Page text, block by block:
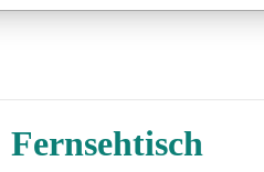
Fernsehtisch